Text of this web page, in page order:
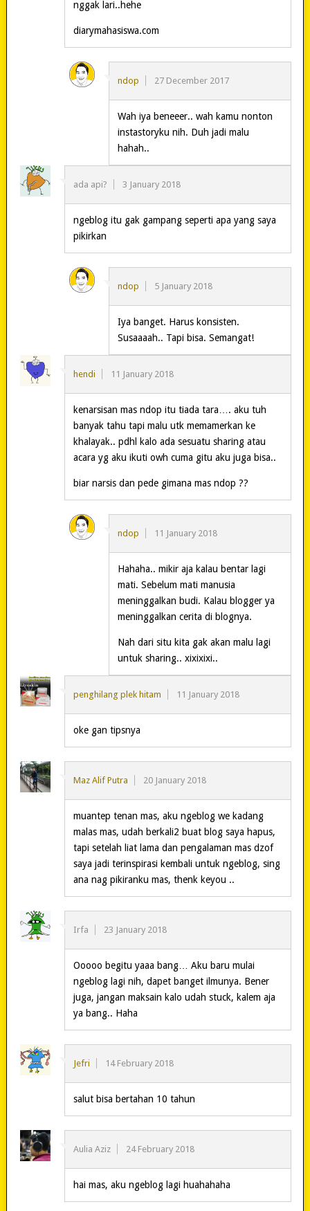
nggak lari..hehe
diarymahasiswa.com
ndop 27 December 2017
Wah iya beneeer.. wah kamu nonton
instastoryku nih. Duh jadi malu
hahah..
ada api? 3 January 2018
ngeblog itu gak gampang seperti apa yang saya
pikirkan
ndop 5 January 2018
Iya banget. Harus konsisten.
Susaaaah.. Tapi bisa. Semangat!
hendi 11 January 2018
kenarsisan mas ndop itu tiada tara…. aku tuh
banyak tahu tapi malu utk memamerkan ke
khalayak.. pdhl kalo ada sesuatu sharing atau
acara yg aku ikuti owh cuma gitu aku juga bisa..
biar narsis dan pede gimana mas ndop ??
ndop 11 January 2018
Hahaha.. mikir aja kalau bentar lagi
mati. Sebelum mati manusia
meninggalkan budi. Kalau blogger ya
meninggalkan cerita di blognya.
Nah dari situ kita gak akan malu lagi
untuk sharing.. xixixixi..
penghilang plek hitam 11 January 2018
oke gan tipsnya
Maz Alif Putra 20 January 2018
muantep tenan mas, aku ngeblog we kadang
malas mas, udah berkali2 buat blog saya hapus,
tapi setelah liat lama dan pengalaman mas dzof
saya jadi terinspirasi kembali untuk ngeblog, sing
ana nag pikiranku mas, thenk keyou ..
Irfa 23 January 2018
Ooooo begitu yaaa bang… Aku baru mulai
ngeblog lagi nih, dapet banget ilmunya. Bener
juga, jangan maksain kalo udah stuck, kalem aja
ya bang.. Haha
Jefri 14 February 2018
salut bisa bertahan 10 tahun
Aulia Aziz 24 February 2018
hai mas, aku ngeblog lagi huahahaha